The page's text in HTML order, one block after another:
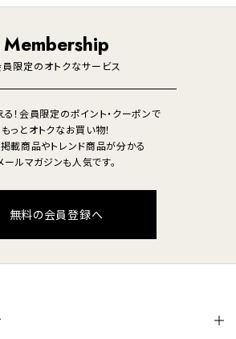
生活家電
Membership
限定のオトクなサービス
る！会員限定のポイント・クーポンで
もっとオトクなお買い物！
掲載商品やトレンド商品が分かる
ールマガジンも人気です。
無料の会員登録へ